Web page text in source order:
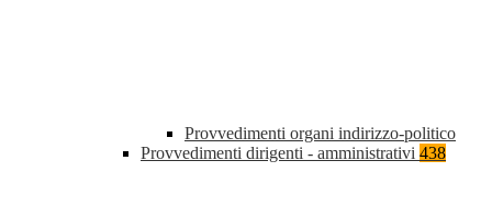
Provvedimenti organi indirizzo-politico
Provvedimenti dirigenti - amministrativi 438